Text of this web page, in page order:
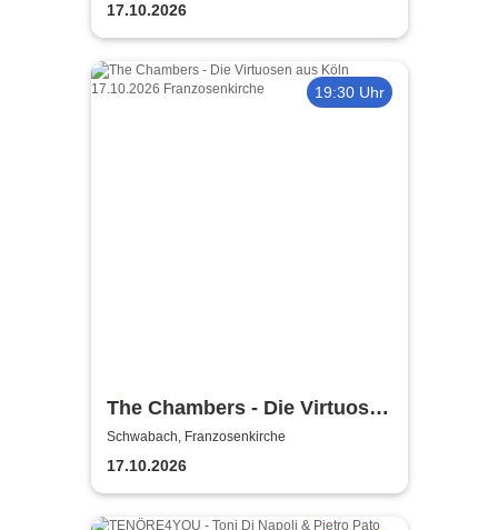
17.10.2026
19:30 Uhr
The Chambers - Die Virtuosen
aus Köln
Schwabach, Franzosenkirche
17.10.2026